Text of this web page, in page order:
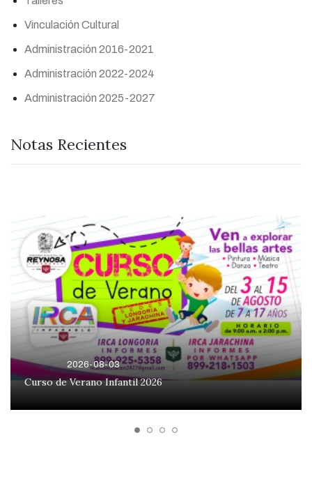
Vinculación Cultural
Administración 2016-2021
Administración 2022-2024
Administración 2025-2027
Notas Recientes
2026-08-03
Curso de Verano Infantil 2026